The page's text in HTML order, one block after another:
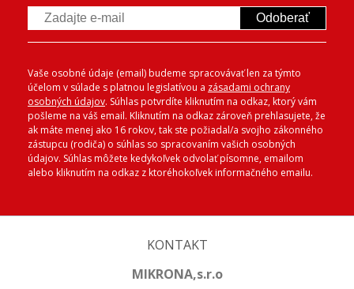
Odoberať
Vaše osobné údaje (email) budeme spracovávať len za týmto
účelom v súlade s platnou legislatívou a zásadami ochrany
osobných údajov. Súhlas potvrdíte kliknutím na odkaz, ktorý vám
pošleme na váš email. Kliknutím na odkaz zároveň prehlasujete, že
ak máte menej ako 16 rokov, tak ste požiadal/a svojho zákonného
zástupcu (rodiča) o súhlas so spracovaním vašich osobných
údajov. Súhlas môžete kedykoľvek odvolať písomne, emailom
alebo kliknutím na odkaz z ktoréhokoľvek informačného emailu.
KONTAKT
MIKRONA,s.r.o